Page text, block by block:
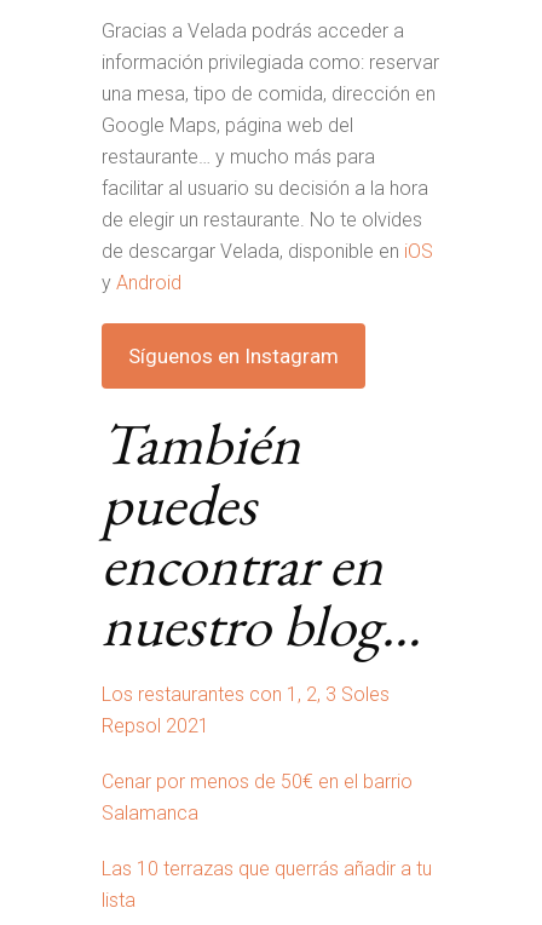
Gracias a Velada podrás acceder a
información privilegiada como: reservar
una mesa, tipo de comida, dirección en
Google Maps, página web del
restaurante… y mucho más para
facilitar al usuario su decisión a la hora
de elegir un restaurante. No te olvides
de descargar Velada, disponible en iOS
y Android
Síguenos en Instagram
También
puedes
encontrar en
nuestro blog…
Los restaurantes con 1, 2, 3 Soles
Repsol 2021
Cenar por menos de 50€ en el barrio
Salamanca
Las 10 terrazas que querrás añadir a tu
lista